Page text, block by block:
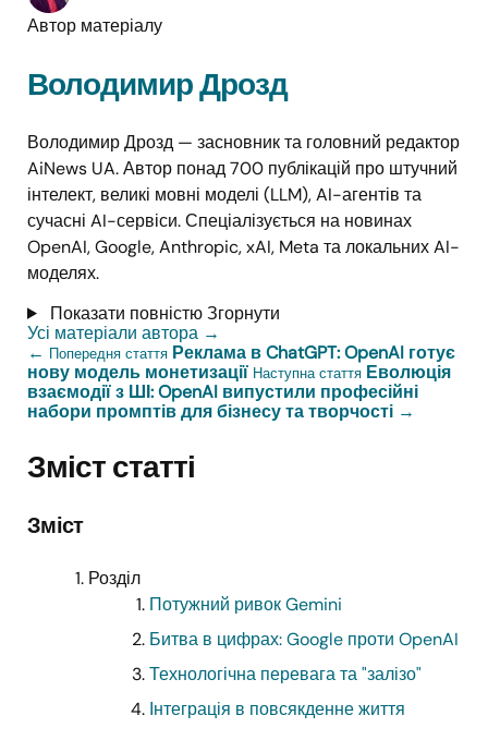
Автор матеріалу
Володимир Дрозд
Володимир Дрозд — засновник та головний редактор
AiNews UA. Автор понад 700 публікацій про штучний
інтелект, великі мовні моделі (LLM), AI-агентів та
сучасні AI-сервіси. Спеціалізується на новинах
OpenAI, Google, Anthropic, xAI, Meta та локальних AI-
моделях.
Показати повністюЗгорнути
Усі матеріали автора →
← Попередня стаття Реклама в ChatGPT: OpenAI готує
нову модель монетизації Наступна стаття Еволюція
взаємодії з ШІ: OpenAI випустили професійні
набори промптів для бізнесу та творчості →
Зміст статті
Зміст
Розділ
Потужний ривок Gemini
Битва в цифрах: Google проти OpenAI
Технологічна перевага та "залізо"
Інтеграція в повсякденне життя